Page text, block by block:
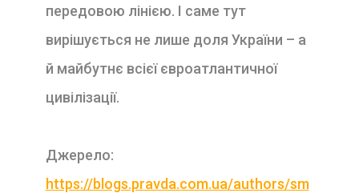
передовою лінією. І саме тут
вирішується не лише доля України – а
й майбутнє всієї євроатлантичної
цивілізації.
Джерело:
https://blogs.pravda.com.ua/authors/sm